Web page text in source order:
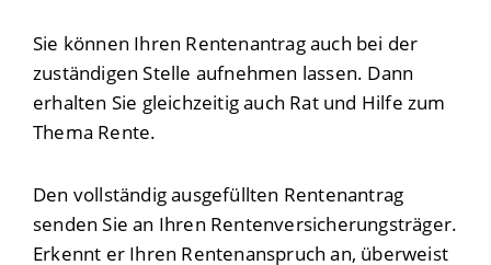
Sie können Ihren Rentenantrag auch bei der
zuständigen Stelle aufnehmen lassen. Dann
erhalten Sie gleichzeitig auch Rat und Hilfe zum
Thema Rente.
Den vollständig ausgefüllten Rentenantrag
senden Sie an Ihren Rentenversicherungsträger.
Erkennt er Ihren Rentenanspruch an, überweist